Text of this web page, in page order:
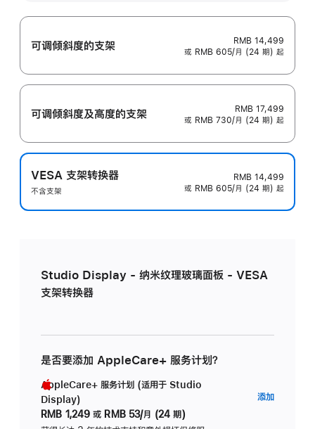
可调倾斜度的支架
RMB 14,499
或 RMB 605/月 (24 期) 起
可调倾斜度及高‍度的支‍架
RMB 17,499
或 RMB 730/月 (24 期) 起
VESA 支架转换器
不含支架
RMB 14,499
或 RMB 605/月 (24 期) 起
Studio Display - 纳米纹理玻璃面板 - VESA
支架转换器
是否要添加 AppleCare+ 服务计划？
AppleCare+ 服务计划 (适用于 Studio
Display)
RMB 1,249 或 RMB 53/月 (24 期)
添加